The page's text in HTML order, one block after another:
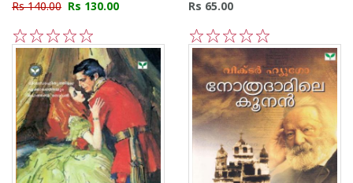
Rs 140.00 Rs 130.00
5
4
3
2
1
Rs 65.00
5
4
3
2
1